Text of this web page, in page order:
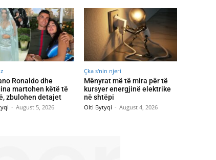
Ronaldo dhe
martohen këtë të
zbulohen detajet
- August 5, 2026
Çka s'nin njeri
Mënyrat më të mira për të
kursyer energjinë elektrike
në shtëpi
Olti Bytyqi - August 4, 2026